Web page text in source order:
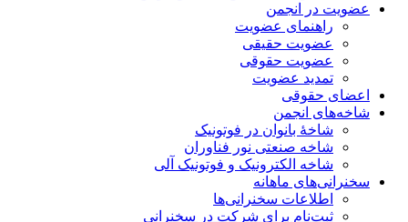
عضویت در انجمن
راهنمای عضویت
عضویت حقیقی
عضویت حقوقی
تمدید عضویت
اعضای حقوقی
شاخه‌های انجمن
شاخۀ بانوان در فوتونیک
شاخه صنعتی نور فناوران
شاخه‌ الکترونیک و فوتونیک آلی
سخنرانی‌های ماهانه
اطلاعات سخنرانی‌‌ها
ثبت‌نام برای شرکت در سخنرانی